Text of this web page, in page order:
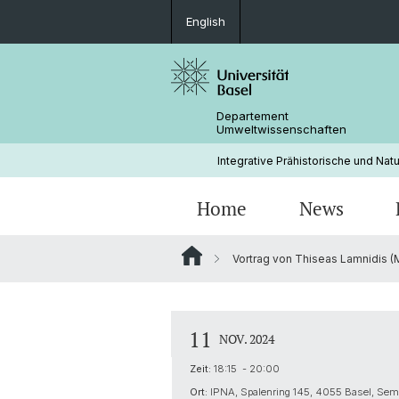
English
Departement
Umweltwissenschaften
Integrative Prähistorische und
Home News
Vortrag von Thiseas Lamnidis
11 NOV. 2024
Zeit: 18:15 - 20:00
Ort: IPNA, Spalenring 145, 4055 Basel,